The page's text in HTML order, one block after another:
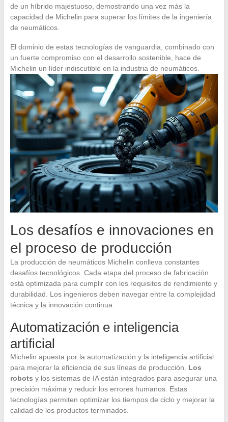
de un híbrido majestuoso, demostrando una vez más la
capacidad de Michelin para superar los límites de la ingeniería
de neumáticos.
El dominio de estas tecnologías de vanguardia, combinado con
un fuerte compromiso con el desarrollo sostenible, hace de
Michelin un líder indiscutible en la industria de neumáticos.
Los desafíos e innovaciones en
el proceso de producción
La producción de neumáticos Michelin conlleva constantes
desafíos tecnológicos. Cada etapa del proceso de fabricación
está optimizada para cumplir con los requisitos de rendimiento y
durabilidad. Los ingenieros deben navegar entre la complejidad
técnica y la innovación continua.
Automatización e inteligencia
artificial
Michelin apuesta por la automatización y la inteligencia artificial
para mejorar la eficiencia de sus líneas de producción. Los
robots y los sistemas de IA están integrados para asegurar una
precisión máxima y reducir los errores humanos. Estas
tecnologías permiten optimizar los tiempos de ciclo y mejorar la
calidad de los productos terminados.